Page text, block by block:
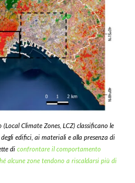
Climate Zones, LCZ) classificano le
edifici, ai materiali e alla presenza di
di confrontare il comportamento
alcune zone tendono a riscaldarsi più di